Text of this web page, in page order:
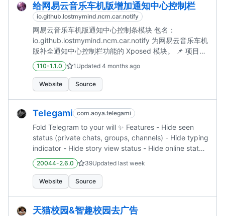
给网易云音乐车机版增加通知中心控制栏
io.github.lostmymind.ncm.car.notify
网易云音乐车机版通知中心控制条模块 包名：
io.github.lostmymind.ncm.car.notify 为网易云音乐车机
版补全通知中心控制栏功能的 Xposed 模块。 📌 项目简
介 网易云音乐车机版相比标准版，去除了大量广告与冗
余功能，整体更加轻量、流畅且功耗更低，非常适合车机
或低性能设备使用。 但与此同时，车机版也缺失了一些
在手机端较为实用的功能，例如通知中心媒体控制栏。
心控制条功能 ✅ 提供更接近标准版的媒体控制体验，
比...
110-1.1.0 1 Updated 4 months ago
Website Source
Telegami com.aoya.telegami
Fold Telegram to your will ✨ Features - Hide seen
status (private chats, groups, channels) - Hide typing
indicator - Hide story view status - Hide online status
- Show deleted messages - Mark deleted/edited
messages in chat - and more...
20044-2.6.0 39Updated last week
Website Source
天猫校园&智趣校园去广告